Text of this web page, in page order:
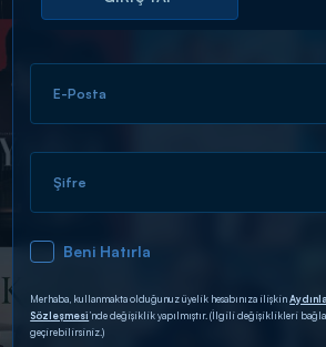
ARAMA SONUÇLARI
DİĞER SONUÇLAR
E-Posta
Şifre
Beni Hatırla
Merhaba, kullanmakta olduğunuz üyelik hesabınıza ilişkin
Sözleşmesi’nde değişiklik yapılmıştır. (İlgili değişiklikleri
geçirebilirsiniz.)